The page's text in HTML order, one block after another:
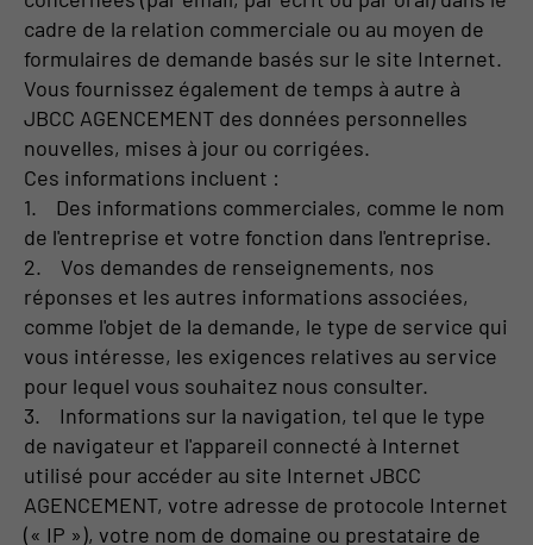
cadre de la relation commerciale ou au moyen de
formulaires de demande basés sur le site Internet.
Vous fournissez également de temps à autre à
JBCC AGENCEMENT des données personnelles
nouvelles, mises à jour ou corrigées.
Ces informations incluent :
1. Des informations commerciales, comme le nom
de l'entreprise et votre fonction dans l'entreprise.
2. Vos demandes de renseignements, nos
réponses et les autres informations associées,
comme l'objet de la demande, le type de service qui
vous intéresse, les exigences relatives au service
pour lequel vous souhaitez nous consulter.
3. Informations sur la navigation, tel que le type
de navigateur et l'appareil connecté à Internet
utilisé pour accéder au site Internet JBCC
AGENCEMENT, votre adresse de protocole Internet
(« IP »), votre nom de domaine ou prestataire de